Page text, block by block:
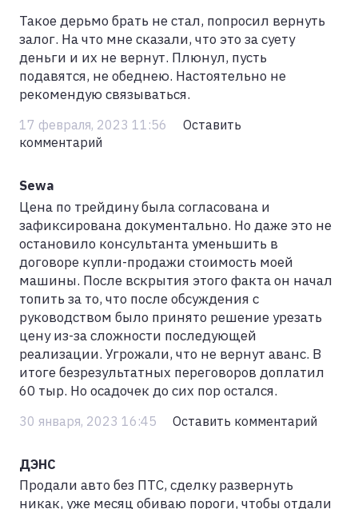
Такое дерьмо брать не стал, попросил вернуть
залог. На что мне сказали, что это за суету
деньги и их не вернут. Плюнул, пусть
подавятся, не обеднею. Настоятельно не
рекомендую связываться.
17 февраля, 2023 11:56
Оставить
комментарий
Sewa
Цена по трейдину была согласована и
зафиксирована документально. Но даже это не
остановило консультанта уменьшить в
договоре купли-продажи стоимость моей
машины. После вскрытия этого факта он начал
топить за то, что после обсуждения с
руководством было принято решение урезать
цену из-за сложности последующей
реализации. Угрожали, что не вернут аванс. В
итоге безрезультатных переговоров доплатил
60 тыр. Но осадочек до сих пор остался.
30 января, 2023 16:45 Оставить комментарий
ДЭНС
Продали авто без ПТС, сделку развернуть
никак, уже месяц обиваю пороги, чтобы отдали